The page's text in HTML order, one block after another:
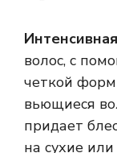
волос, с
четкой
вьющиеся
придает
на сухие